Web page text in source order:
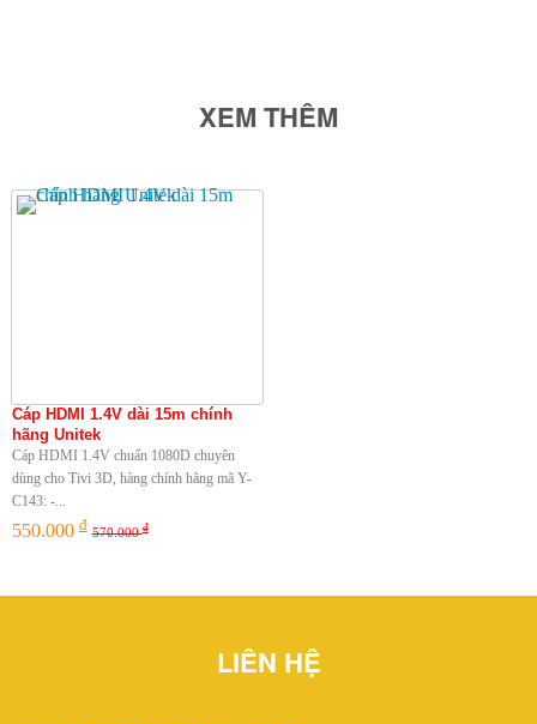
XEM THÊM
Cáp HDMI 1.4V dài 15m chính
hãng Unitek
Cáp HDMI 1.4V chuẩn 1080D chuyên
dùng cho Tivi 3D, hàng chính hãng mã Y-
C143: -...
550.000đ 570.000đ
LIÊN HỆ